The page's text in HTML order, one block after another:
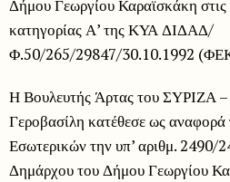
Δήμου Γεωργίου Καραϊσκάκη στις
κατηγορίας Α’ της ΚΥΑ ΔΙΔΑΔ/
Φ.50/265/29847/30.10.1992
Η Βουλευτής Άρτας του ΣΥΡΙΖΑ
Γεροβασίλη κατέθεσε ως
Εσωτερικών την υπ’ αριθμ. 2490/
Δημάρχου του Δήμου Γεωργίου